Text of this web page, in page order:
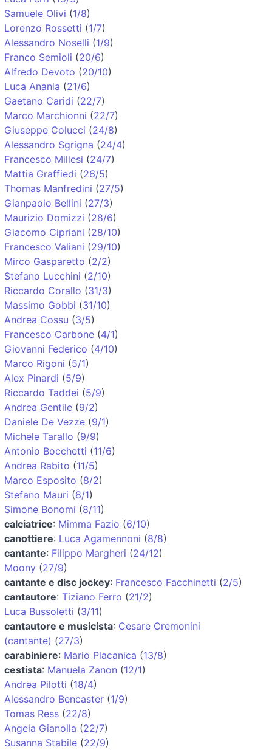
Samuele Olivi (1/8)
Lorenzo Rossetti (1/7)
Alessandro Noselli (1/9)
Franco Semioli (20/6)
Alfredo Devoto (20/10)
Luca Anania (21/6)
Gaetano Caridi (22/7)
Marco Marchionni (22/7)
Giuseppe Colucci (24/8)
Alessandro Sgrigna (24/4)
Francesco Millesi (24/7)
Mattia Graffiedi (26/5)
Thomas Manfredini (27/5)
Gianpaolo Bellini (27/3)
Maurizio Domizzi (28/6)
Giacomo Cipriani (28/10)
Francesco Valiani (29/10)
Mirco Gasparetto (2/2)
Stefano Lucchini (2/10)
Riccardo Corallo (31/3)
Massimo Gobbi (31/10)
Andrea Cossu (3/5)
Francesco Carbone (4/1)
Giovanni Federico (4/10)
Marco Rigoni (5/1)
Alex Pinardi (5/9)
Riccardo Taddei (5/9)
Andrea Gentile (9/2)
Daniele De Vezze (9/1)
Michele Tarallo (9/9)
Antonio Bocchetti (11/6)
Andrea Rabito (11/5)
Marco Esposito (8/2)
Stefano Mauri (8/1)
Simone Bonomi (8/11)
calciatrice: Mimma Fazio (6/10)
canottiere: Luca Agamennoni (8/8)
cantante: Filippo Margheri (24/12)
Moony (27/9)
cantante e disc jockey: Francesco Facchinetti (2/5)
cantautore: Tiziano Ferro (21/2)
Luca Bussoletti (3/11)
cantautore e musicista: Cesare Cremonini
(cantante) (27/3)
carabiniere: Mario Placanica (13/8)
cestista: Manuela Zanon (12/1)
Andrea Pilotti (18/4)
Alessandro Bencaster (1/9)
Tomas Ress (22/8)
Angela Gianolla (22/7)
Susanna Stabile (22/9)